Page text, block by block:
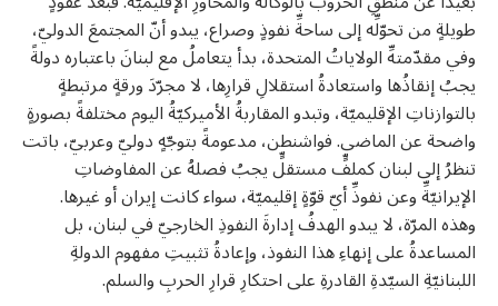
طويلةٍ من تحوّلِّه إلى ساحةِّ نفوذٍ وصراع، يبدو أنّ المجتمعَ الدوليّ،
وفي مقدّمتهِّ الولاياتُ المتحدة، بدأ يتعاملُ مع لبنانَ باعتباره دولةً
يجبُ إنقاذُها واستعادةُ استقلالِ قرارِها، لا مجرّدَ ورقةٍ مرتبطةٍ
بالتوازناتِ الإقليميّة، وتبدو المقاربةُ الأميركيّةُ اليوم مختلفةً بصورةٍ
واضحة عن الماضي. فواشنطن، مدعومةً بتوجّهٍ دوليّ وعربيّ، باتت
تنظرُ إلى لبنان كملفٍّ مستقلٍّ يجبُ فصلهُ عن المفاوضاتِ
الإيرانيّةِّ وعن نفوذِّ أيّ قوّةٍ إقليميّة، سواء كانت إيران أو غيرها.
وهذه المرّة، لا يبدو الهدفُ إدارةَ النفوذِ الخارجيّ في لبنان، بل
المساعدةُ على إنهاءِ هذا النفوذ، وإعادةُ تثبيتِ مفهوم الدولةِ
اللبنانيّةِ السيّدةِ القادرةِ على احتكارِ قرارِ الحربِ والسلم.